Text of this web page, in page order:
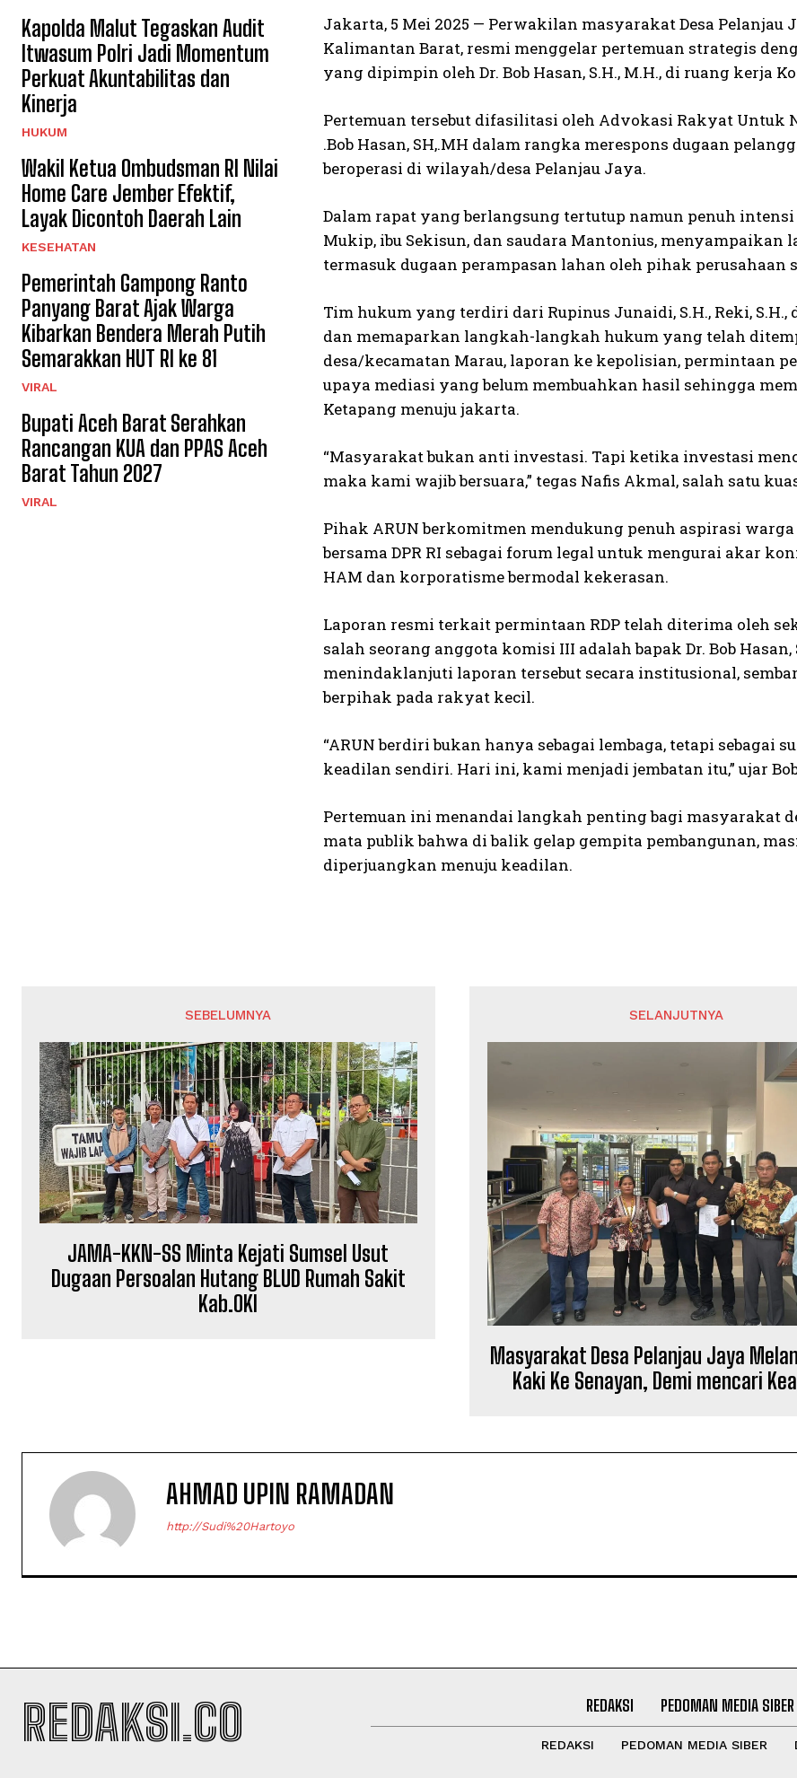
Kapolda Malut Tegaskan Audit
Itwasum Polri Jadi Momentum
Perkuat Akuntabilitas dan
Kinerja
HUKUM
Wakil Ketua Ombudsman RI Nilai
Home Care Jember Efektif,
Layak Dicontoh Daerah Lain
KESEHATAN
Pemerintah Gampong Ranto
Panyang Barat Ajak Warga
Kibarkan Bendera Merah Putih
Semarakkan HUT RI ke 81
VIRAL
Bupati Aceh Barat Serahkan
Rancangan KUA dan PPAS Aceh
Barat Tahun 2027
VIRAL
Jakarta, 5 Mei 2025 — Perwakilan masyarakat Desa Pelanjau
Kalimantan Barat, resmi menggelar pertemuan strategis
yang dipimpin oleh Dr. Bob Hasan, S.H., M.H., di ruang kerja
Pertemuan tersebut difasilitasi oleh Advokasi Rakyat Untuk
.Bob Hasan, SH,.MH dalam rangka merespons dugaan
beroperasi di wilayah/desa Pelanjau Jaya.
Dalam rapat yang berlangsung tertutup namun penuh
Mukip, ibu Sekisun, dan saudara Mantonius,
termasuk dugaan perampasan lahan oleh pihak perusahaan
Tim hukum yang terdiri dari Rupinus Junaidi, S.H., Reki,
dan memaparkan langkah-langkah hukum yang telah
desa/kecamatan Marau, laporan ke kepolisian, permintaan
upaya mediasi yang belum membuahkan hasil sehingga
Ketapang menuju jakarta.
“Masyarakat bukan anti investasi. Tapi ketika investasi
maka kami wajib bersuara,” tegas Nafis Akmal, salah satu
Pihak ARUN berkomitmen mendukung penuh aspirasi warga
bersama DPR RI sebagai forum legal untuk mengurai akar
HAM dan korporatisme bermodal kekerasan.
Laporan resmi terkait permintaan RDP telah diterima oleh
salah seorang anggota komisi III adalah bapak Dr. Bob
menindaklanjuti laporan tersebut secara institusional,
berpihak pada rakyat kecil.
“ARUN berdiri bukan hanya sebagai lembaga, tetapi
keadilan sendiri. Hari ini, kami menjadi jembatan itu,” ujar
Pertemuan ini menandai langkah penting bagi masyarakat
mata publik bahwa di balik gelap gempita pembangunan,
diperjuangkan menuju keadilan.
SEBELUMNYA
JAMA-KKN-SS Minta Kejati Sumsel Usut
Dugaan Persoalan Hutang BLUD Rumah Sakit
Kab.OKI
SELANJUTNYA
Masyarakat Desa Pelanjau Jaya
Kaki Ke Senayan, Demi mencari
AHMAD UPIN RAMADAN
http://Sudi%20Hartoyo
REDAKSI.CO REDAKSI PEDOMAN MEDIA SIBER
REDAKSI PEDOMAN MEDIA SIBER